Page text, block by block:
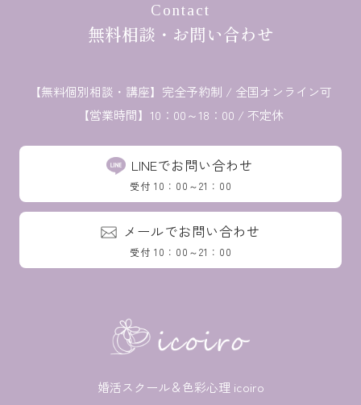
Contact
無料相談・お問い合わせ
【無料個別相談・講座】 完全予約制 / 全国オンライン可
【営業時間】10：00～18：00 / 不定休
LINEでお問い合わせ
受付 10：00～21：00
メールでお問い合わせ
受付 10：00～21：00
婚活スクール＆色彩心理 icoiro